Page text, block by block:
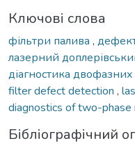
Ключові слова
фільтри палива ,
лазерний
діагностика
filter defect detection ,
diagnostics of two-phase
Бібліографічний